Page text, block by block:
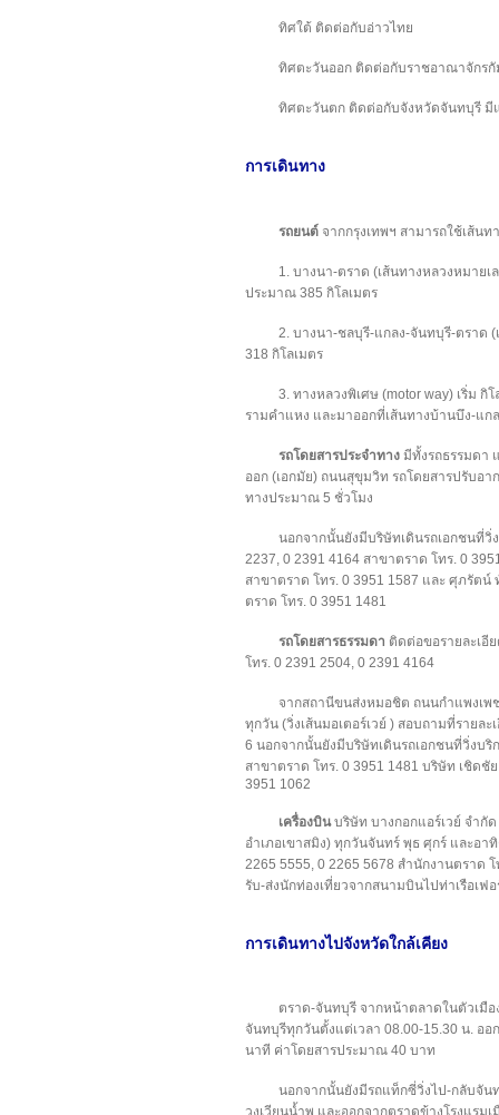
ทิศใต้ ติดต่อกับอ่าวไทย
ทิศตะวันออก ติดต่อกับราชอาณาจักร
ทิศตะวันตก ติดต่อกับจังหวัดจันทบุรี มี
การเดินทาง
รถยนต์ จากกรุงเทพฯ สามารถใช้เส้นท
1. บางนา-ตราด (เส้นทางหลวงหมาย
ประมาณ 385 กิโลเมตร
2. บางนา-ชลบุรี-แกลง-จันทบุรี-ตราด
318 กิโลเมตร
3. ทางหลวงพิเศษ (motor way) เริ่ม
รามคำแหง และมาออกที่เส้นทางบ้านบึง-แก
รถโดยสารประจำทาง มีทั้งรถธรรมดา
ออก (เอกมัย) ถนนสุขุมวิท รถโดยสารปรับอ
ทางประมาณ 5 ชั่วโมง
นอกจากนั้นยังมีบริษัทเดินรถเอกชนที่วิ่
2237, 0 2391 4164 สาขาตราด โทร. 0
สาขาตราด โทร. 0 3951 1587 และ ศุภรัตน์
ตราด โทร. 0 3951 1481
รถโดยสารธรรมดา ติดต่อขอรายละเอี
โทร. 0 2391 2504, 0 2391 4164
จากสถานีขนส่งหมอชิต ถนนกำแพงเพ
ทุกวัน (วิ่งเส้นมอเตอร์เวย์ ) สอบถามที่รายล
6 นอกจากนั้นยังมีบริษัทเดินรถเอกชนที่วิ่งบ
สาขาตราด โทร. 0 3951 1481 บริษัท เชิดชั
3951 1062
เครื่องบินบริษัท บางกอกแอร์เวย์ จำกั
อำเภอเขาสมิง) ทุกวันจันทร์ พุธ ศุกร์ และอา
2265 5555, 0 2265 5678 สำนักงานตราด
รับ-ส่งนักท่องเที่ยวจากสนามบินไปท่าเรือเฟ
การเดินทางไปจังหวัดใกล้เคียง
ตราด-จันทบุรี จากหน้าตลาดในตัวเมือ
จันทบุรีทุกวันตั้งแต่เวลา 08.00-15.30 น. ออ
นาที ค่าโดยสารประมาณ 40 บาท
นอกจากนั้นยังมีรถแท็กซี่วิ่งไป-กลับจั